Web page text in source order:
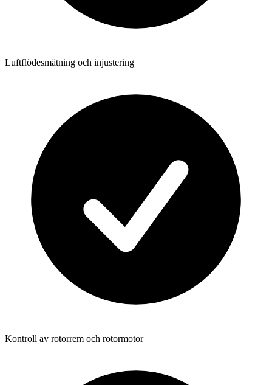
Luftflödesmätning och injustering
Kontroll av rotorrem och rotormotor